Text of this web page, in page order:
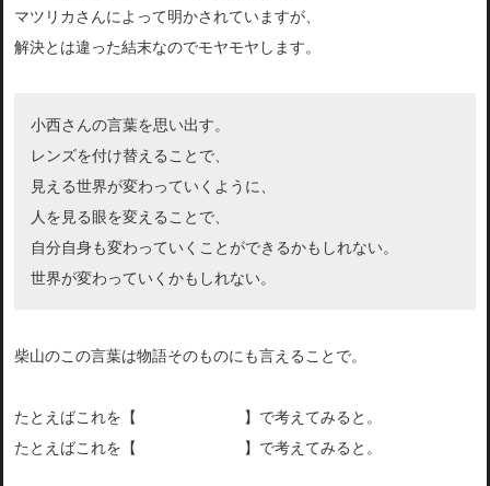
マツリカさんによって明かされていますが、
解決とは違った結末なのでモヤモヤします。
小西さんの言葉を思い出す。
レンズを付け替えることで、
見える世界が変わっていくように、
人を見る眼を変えることで、
自分自身も変わっていくことができるかもしれない。
世界が変わっていくかもしれない。
柴山のこの言葉は物語そのものにも言えることで。
たとえばこれを【
】で考えてみると。
たとえばこれを【
】で考えてみると。